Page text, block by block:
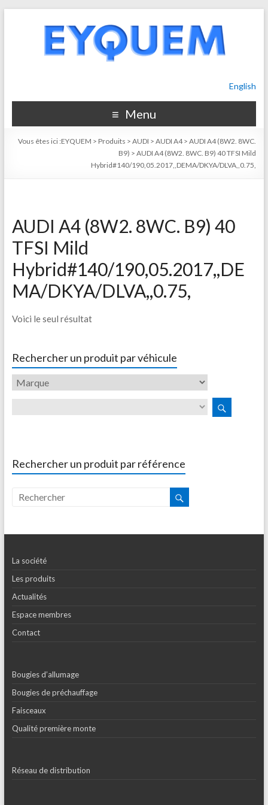
English
Menu
Vous êtes ici :EYQUEM > Produits >AUDI >AUDI A4>AUDI A4 (8W2. 8WC.
B9) >AUDI A4 (8W2. 8WC. B9) 40 TFSI Mild
Hybrid#140/190,05.2017,,DEMA/DKYA/DLVA,,0.75,
AUDI A4 (8W2. 8WC. B9) 40
TFSI Mild
Hybrid#140/190,05.2017,,DE
MA/DKYA/DLVA,,0.75,
Voici le seul résultat
Rechercher un produit par véhicule
Rechercher un produit par référence
La société
Les produits
Actualités
Espace membres
Contact
Bougies d’allumage
Bougies de préchauffage
Faisceaux
Qualité première monte
Réseau de distribution